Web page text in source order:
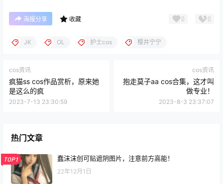
海报分享 收藏 0 0
JK OL 护士cos 樱井宁宁
cos资讯
疯猫ss cos作品赏析，原来她
是这么的疯
2023-7-13 23:30:59
cos资讯
抱走莫子aa cos合集，这才叫
做专业！
2023-8-3 23:37:07
热门文章
TOP1 蠢沫沫创可贴遮阴图片，注意前方高能！
22年12月1日